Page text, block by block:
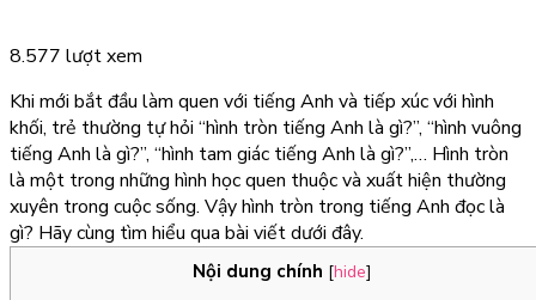
8.577 lượt xem
Khi mới bắt đầu làm quen với tiếng Anh và tiếp xúc với hình
khối, trẻ thường tự hỏi “hình tròn tiếng Anh là gì?”, “hình vuông
tiếng Anh là gì?”, “hình tam giác tiếng Anh là gì?”,… Hình tròn
là một trong những hình học quen thuộc và xuất hiện thường
xuyên trong cuộc sống. Vậy hình tròn trong tiếng Anh đọc là
gì? Hãy cùng tìm hiểu qua bài viết dưới đây.
Nội dung chính [hide]